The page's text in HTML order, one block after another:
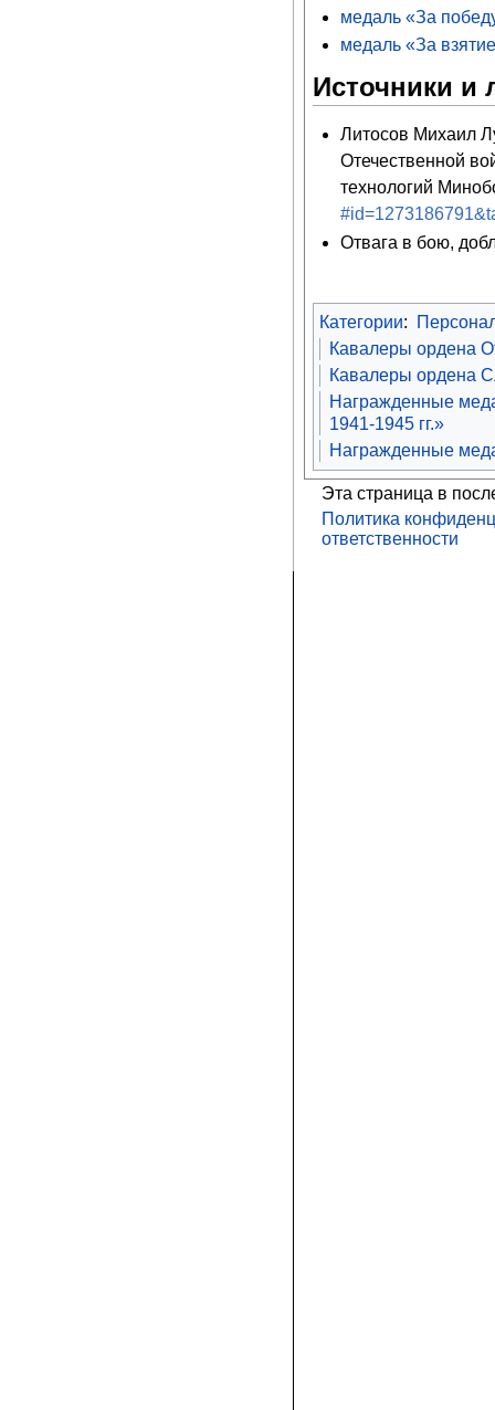
медаль «За
медаль «За
Источники и
Литосов Михаил
Отечественной
технологий
Отвага в бою,
Категории:
Кавалеры ордена
Кавалеры ордена
Награжденные
1941-1945 гг.»
Награжденные
Эта страница в
Политика
ответственности